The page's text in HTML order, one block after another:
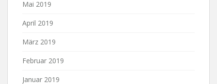
Mai 2019
April 2019
März 2019
Februar 2019
Januar 2019